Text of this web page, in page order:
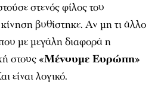
στενός φίλος του
βυθίστηκε. Αν μη τι άλλο
με μεγάλη διαφορά η
στους «Μένουμε Ευρώπη»
είναι λογικό.